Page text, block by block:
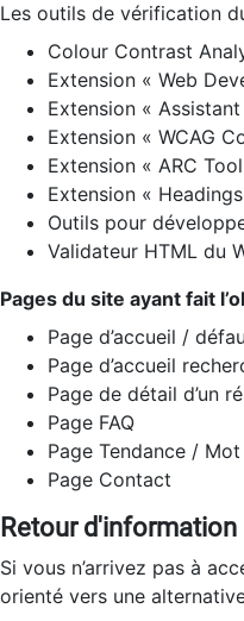
Les outils de vérification
Colour Contrast
Extension « Web
Extension « Assistant
Extension « WCAG
Extension « ARC
Extension «
Outils pour
Validateur HTML du
Pages du site ayant fait
Page d’accueil /
Page d’accueil
Page de détail d’un
Page FAQ
Page Tendance /
Page Contact
Retour
Si vous n’arrivez pas à
orienté vers une